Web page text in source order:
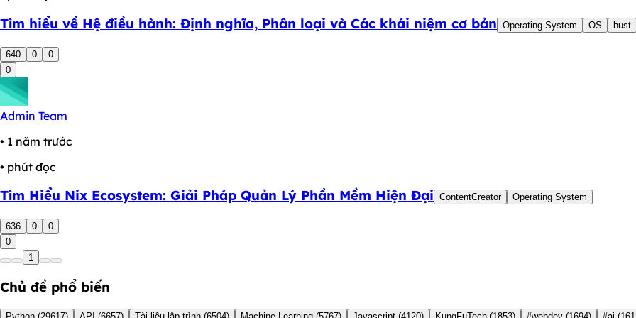
Tìm hiểu về Hệ điều hành: Định nghĩa, Phân loại và Các khái niệm cơ bản Operating System OS hust
640 0
0
0
Admin Team
• 1 năm trước
• phút đọc
Tìm Hiểu Nix Ecosystem: Giải Pháp Quản Lý Phần Mềm Hiện Đại ContentCreator Operating System
636 0
0
0
1
Chủ đề phổ biến